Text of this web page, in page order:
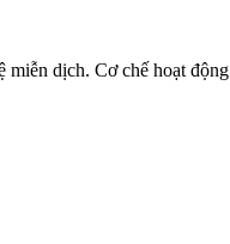
dịch. Cơ chế hoạt